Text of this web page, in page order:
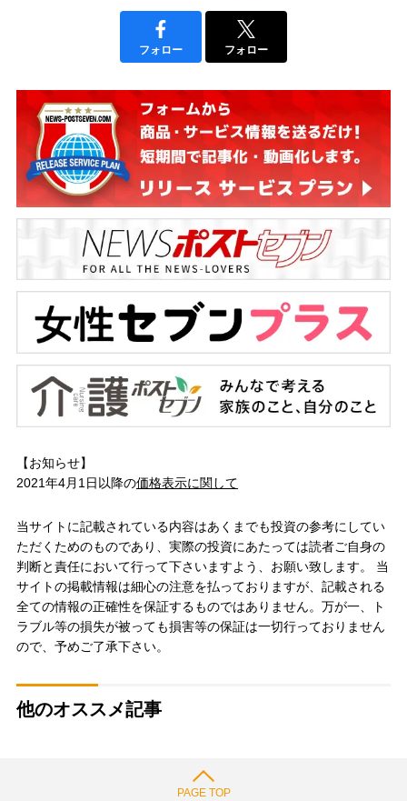
フォロー フォロー
【お知らせ】
2021年4月1日以降の価格表示に関して
当サイトに記載されている内容はあくまでも投資の参考にしてい
ただくためのものであり、実際の投資にあたっては読者ご自身の
判断と責任において行って下さいますよう、お願い致します。 当
サイトの掲載情報は細心の注意を払っておりますが、記載される
全ての情報の正確性を保証するものではありません。万が一、ト
ラブル等の損失が被っても損害等の保証は一切行っておりません
ので、予めご了承下さい。
他のオススメ記事
PAGE TOP